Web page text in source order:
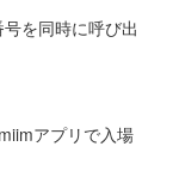
を同時に呼び出
アプリで入場